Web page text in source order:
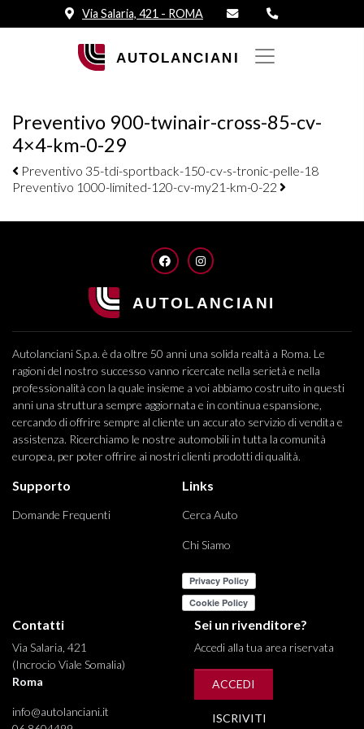
Via Salaria, 421 - ROMA
Preventivo 900-twinair-cross-85-cv-
4×4-km-0-29
Navigazione elementi
Preventivo 35-tdi-sportback-150-cv-s-tronic-pelle-18
Preventivo 1000-limited-120-cv-my21-km-0-22
FACEBOOKINSTAGRAM
Autolanciani S.p.a. è da oltre 50 anni una solida realtà a Roma. Le
ragioni del nostro successo vanno ricercate nella serietà e nella
professionalità con la quale insieme a voi abbiamo costruito in questi
anni una struttura sempre aggiornata e in continua espansione,
cercando di offrire sempre al cliente un accurato servizio di vendita e
assistenza. Ricerchiamo le nostre automobili in tutta la comunità
europea, per poter offrire ai nostri clienti prodotti di qualità.
Supporto
Domande Frequenti
Links
Cerca Auto
Chi Siamo
Contatti
Via Salaria, 421
(Incrocio Viale Somalia)
Roma
info@autolanciani.it
Sei un rivenditore?
Accedi alla tua area riservata
ACCEDI
ISCRIVITI